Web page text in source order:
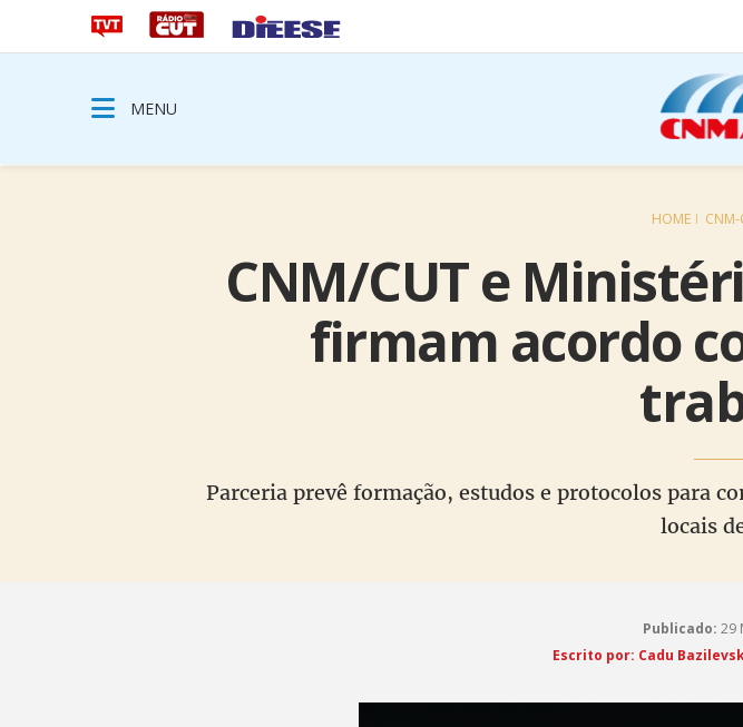
MENU
HOME
CNM/CUT e
firmam acordo
Parceria prevê formação, estudos e protocolos para
locais
Publicado: 29
Escrito por: Cadu